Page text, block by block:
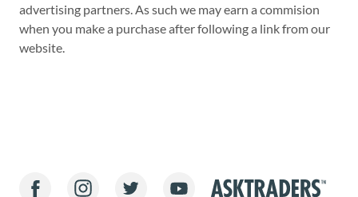
advertising partners. As such we may earn a commision
when you make a purchase after following a link from our
website.